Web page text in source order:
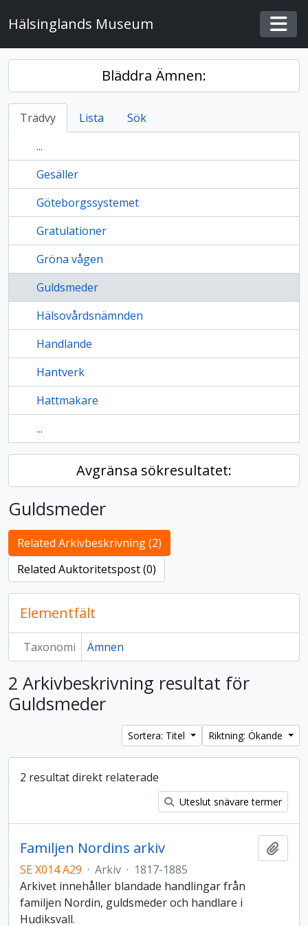
Hälsinglands Museum
Bläddra Ämnen:
Trädvy Lista
Sök
...
Gesäller
Göteborgssystemet
Gratulationer
Gröna vågen
Guldsmeder
Hälsovårdsnämnden
Handlande
Hantverk
Hattmakare
...
Avgränsa sökresultatet:
Guldsmeder
Related Arkivbeskrivning (2)
Related Auktoritetspost (0)
Elementfält
Taxonomi Ämnen
2 Arkivbeskrivning resultat för
Guldsmeder
Sortera: Titel Riktning: Ökande
2 resultat direkt relaterade
Uteslut snävare termer
Familjen Nordins arkiv
SE X014 A29 · Arkiv · 1817-1885
Arkivet innehåller blandade handlingar från
familjen Nordin, guldsmeder och handlare i
Hudiksvall.